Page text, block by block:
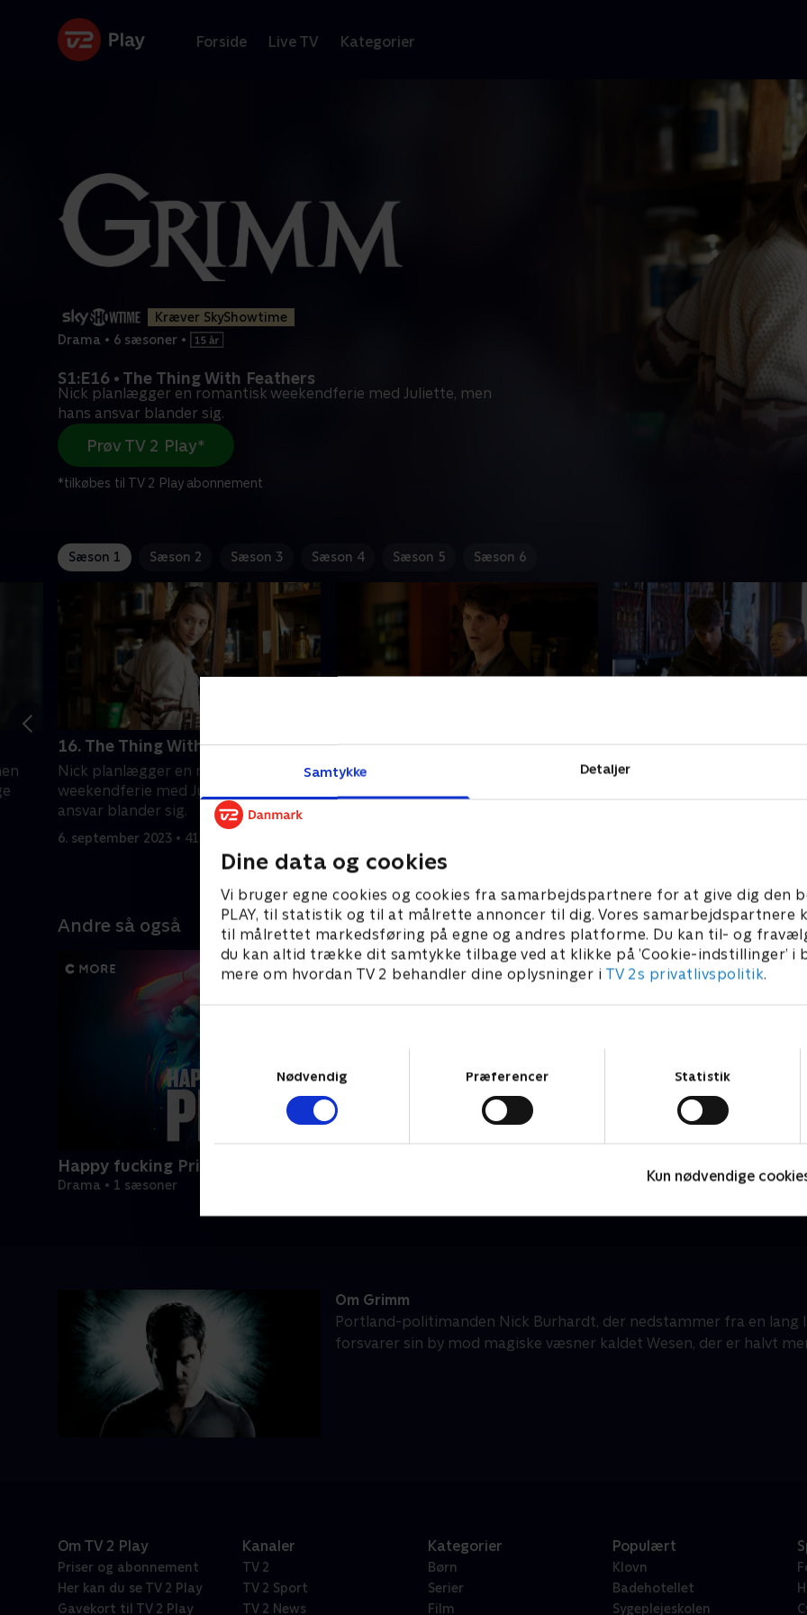
Samtykke Detaljer
Dine data og cookies
Vi bruger egne cookies og cookies fra samarbejdspartnere for at give dig den
PLAY, til statistik og til at målrette annoncer til dig. Vores samarbejdspartnere
til målrettet markedsføring på egne og andres platforme. Du kan til- og
du kan altid trække dit samtykke tilbage ved at klikke på ’Cookie-indstillinger’ i
mere om hvordan TV 2 behandler dine oplysninger i TV 2s privatlivspolitik.
Nødvendig
Præferencer Statistik
Kun nødvendige
Forside Live TV Kategorier
Kræver SkyShowtime
Drama • 6 sæsoner •
S1:E16 • The Thing With Feathers
Nick planlægger en romantisk weekendferie med Juliette, men
hans ansvar blander sig.
Prøv TV 2 Play*
*tilkøbes til TV 2 Play abonnement
Sæson 1 Sæson 2 Sæson 3 Sæson 4 Sæson 5 Sæson 6
16. The Thing With Feathers
Nick planlægger en romantisk
weekendferie med Juliette, men hans
ansvar blander sig.
6. september 2023 • 41 min
17. Love Sick
Nick opdager, at Hank dater Adalind,
Nick opdager, at Monroe og
Andre så også
Happy fucking Pride
Drama • 1 sæsoner
Om Grimm
Portland-politimanden Nick Burhardt, der nedstammer fra en lang
forsvarer sin by mod magiske væsner kaldet Wesen, der er halvt
Om TV 2 Play
Priser og abonnement
Her kan du se TV 2 Play
Gavekort til TV 2 Play
Kanaler
TV 2
TV 2 Sport
TV 2 News
Kategorier
Børn
Serier
Film
Populært
Klovn
Badehotellet
Sygeplejeskolen